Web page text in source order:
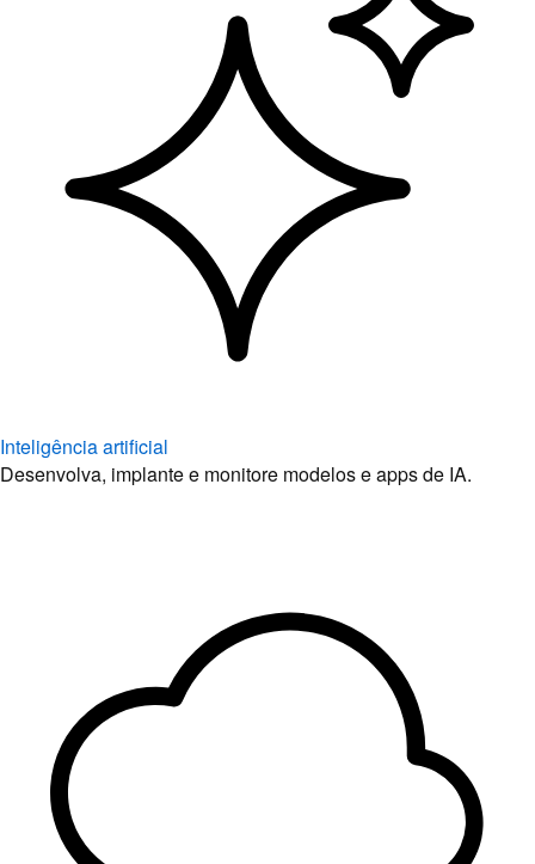
Inteligência artificial
Desenvolva, implante e monitore modelos e apps de IA.